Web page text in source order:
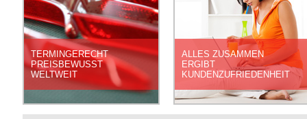
TERMINGERECHT
PREISBEWUSST
WELTWEIT
STEP BY STEP
INNOVATIONEN
ALLES ZUSAMMEN
ERGIBT
KUNDENZUFRIEDENHEIT
START A NEW
DEFINITION OF QUALITY